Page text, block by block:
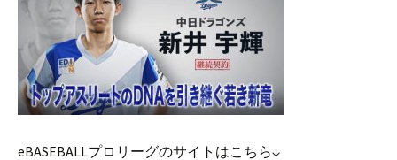
eBASEBALLプロリーグのサイトはこちら↓